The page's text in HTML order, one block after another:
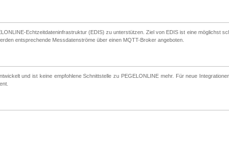
Echtzeitdateninfrastruktur (EDIS) zu unterstützen. Ziel von EDIS ist eine möglichst
entsprechende Messdatenströme über einen MQTT-Broker angeboten.
und ist keine empfohlene Schnittstelle zu PEGELONLINE mehr. Für neue